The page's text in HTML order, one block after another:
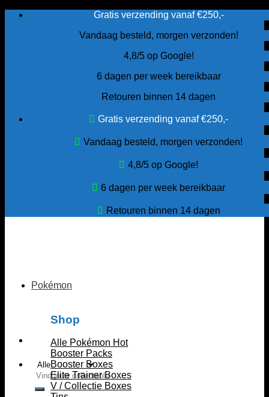
Gratis verzending vanaf €250,-
Vandaag besteld, morgen verzonden!
4,8/5 op Google!
6 dagen per week bereikbaar
Retouren binnen 14 dagen
Gratis verzending vanaf €250,-
Vandaag besteld, morgen verzonden!
4,8/5 op Google!
6 dagen per week bereikbaar
Retouren binnen 14 dagen
Zoeken
naar:
Pokémon
Shop
Alle Pokémon
Booster Packs
Booster Boxes
Elite Trainer Boxes
V / Collectie Boxes